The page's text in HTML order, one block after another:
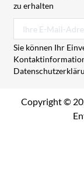
zu erhalten
Sie können Ihr
Copyright ©